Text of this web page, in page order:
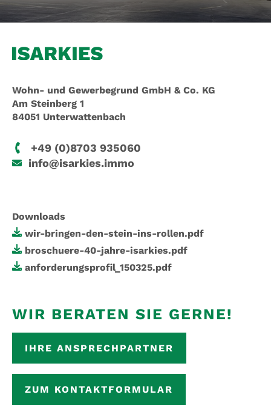
Wohn- und Gewerbegrund GmbH & Co. KG
Am Steinberg 1
84051 Unterwattenbach
+49 (0)8703 935060
info@isarkies.immo
Downloads
wir-bringen-den-stein-ins-rollen.pdf
broschuere-40-jahre-isarkies.pdf
anforderungsprofil_150325.pdf
WIR BERATEN SIE GERNE!
IHRE ANSPRECHPARTNER
ZUM KONTAKTFORMULAR